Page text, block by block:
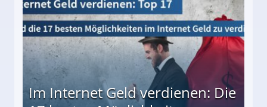
Im Internet Geld verdienen: Die